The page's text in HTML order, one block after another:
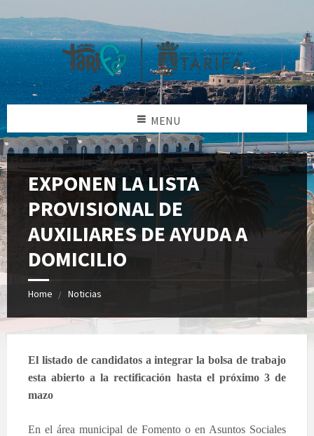
MENU
EXPONEN LA LISTA
PROVISIONAL DE
AUXILIARES DE AYUDA A
DOMICILIO
Home Noticias
El listado de candidatos a integrar la bolsa de trabajo
esta abierto a la rectificación hasta el próximo 3 de
mazo
En el área municipal de Fomento o en Asuntos Sociales